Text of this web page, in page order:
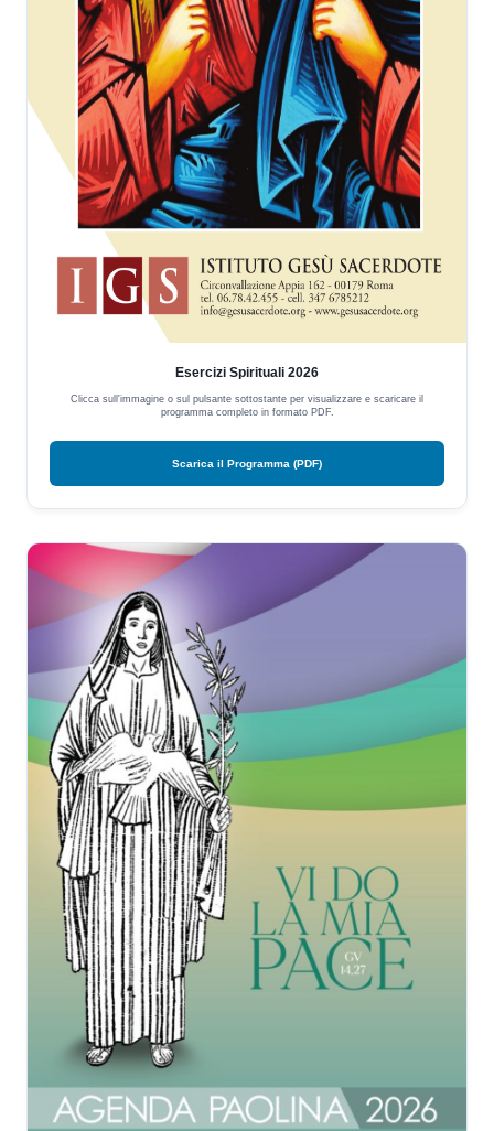
Esercizi Spirituali 2026
Clicca sull'immagine o sul pulsante sottostante per visualizzare e scaricare il
programma completo in formato PDF.
Scarica il Programma (PDF)